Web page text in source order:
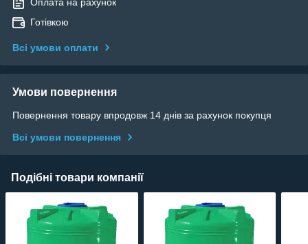
Оплата на рахунок
Готівкою
Всі умови оплати
Умови повернення
Повернення товару впродовж 14 днів за рахунок покупця
Всі умови повернення
Подібні товари компанії